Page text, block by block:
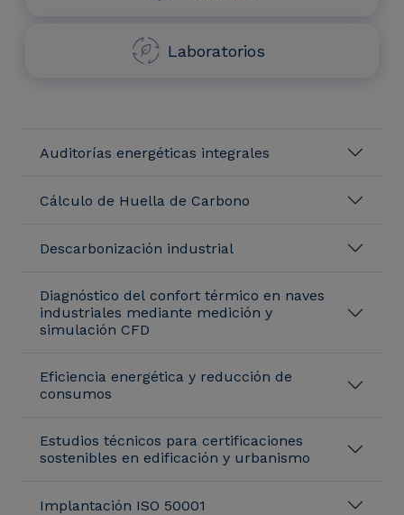
Laboratorios
Auditorías energéticas integrales
Cálculo de Huella de Carbono
Descarbonización industrial
Diagnóstico del confort térmico en naves
industriales mediante medición y
simulación CFD
Eficiencia energética y reducción de
consumos
Estudios técnicos para certificaciones
sostenibles en edificación y urbanismo
Implantación ISO 50001